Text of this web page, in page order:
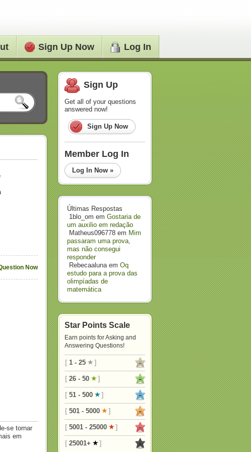
Sign Up Now Log In
Now
se tornar
em
Sign Up
Get all of your questions
answered now!
Sign Up Now
Member Log In
Log In Now »
Últimas Respostas
1blo_om em Gostaria de
um auxilio em redação
Matheus096778 em Mim
passaram uma prova,
mas não consegui
responder
Rebecaalunaem Oq
estudo para a prova das
olimpíadas de
matemática
Star Points Scale
Earn points for Asking and
Answering Questions!
[ 1 - 25 ]
[ 26 - 50 ]
[ 51 - 500 ]
[ 501 - 5000 ]
[ 5001 - 25000 ]
[ 25001+ ]